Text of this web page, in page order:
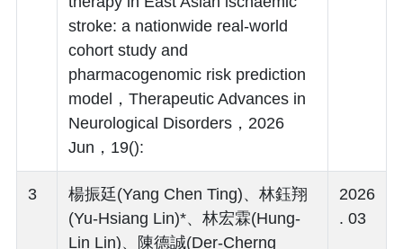
stroke: a nationwide real-world
cohort study and
pharmacogenomic risk prediction
model，Therapeutic Advances in
Neurological Disorders，2026
Jun，19():
3
楊振廷(Yang Chen Ting)、林鈺翔
(Yu-Hsiang Lin)*、林宏霖(Hung-
Lin Lin)、陳德誠(Der-Cherng
2026
. 03